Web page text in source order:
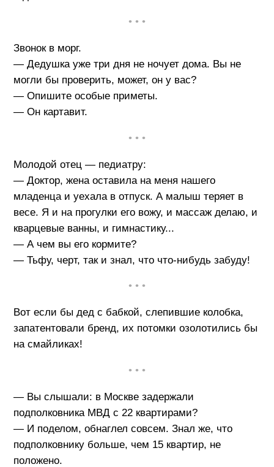
• • •
Звонок в морг.
— Дедушка уже три дня не ночует дома. Вы не
могли бы проверить, может, он у вас?
— Опишите особые приметы.
— Он картавит.
• • •
Молодой отец — педиатру:
— Доктор, жена оставила на меня нашего
младенца и уехала в отпуск. А малыш теряет в
весе. Я и на прогулки его вожу, и массаж делаю, и
кварцевые ванны, и гимнастику...
— А чем вы его кормите?
— Тьфу, черт, так и знал, что что-нибудь забуду!
• • •
Вот если бы дед с бабкой, слепившие колобка,
запатентовали бренд, их потомки озолотились бы
на смайликах!
• • •
— Вы слышали: в Москве задержали
подполковника МВД с 22 квартирами?
— И поделом, обнаглел совсем. Знал же, что
подполковнику больше, чем 15 квартир, не
положено.